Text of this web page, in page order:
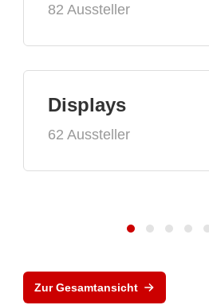
82 Aussteller
Displays
62 Aussteller
Zur Gesamtansicht